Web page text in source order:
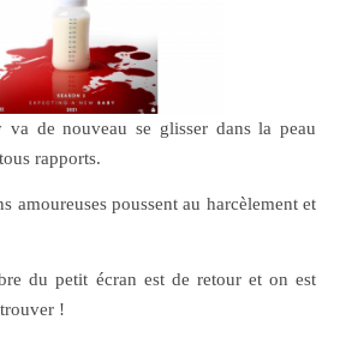
va de nouveau se glisser dans la peau
rapports.
amoureuses poussent au harcèlement et
du petit écran est de retour et on est
!